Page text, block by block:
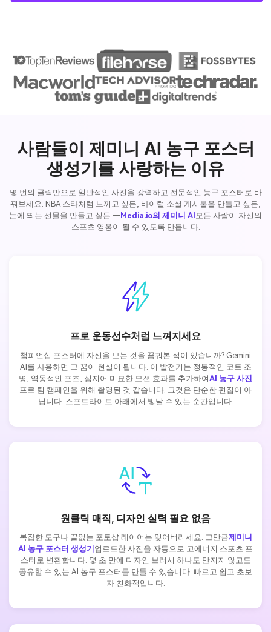
사람들이 제미니 AI 농구 포스터
생성기를 사랑하는 이유
몇 번의 클릭만으로 일반적인 사진을 강력하고 전문적인 농구 포스터로 바
꿔보세요. NBA 스타처럼 느끼고 싶든, 바이럴 소셜 게시물을 만들고 싶든,
눈에 띄는 선물을 만들고 싶든 —Media.io의 제미니 AI 모든 사람이 자신의
스포츠 영웅이 될 수 있도록 만듭니다.
프로 운동선수처럼 느껴지세요
챔피언십 포스터에 자신을 보는 것을 꿈꿔본 적이 있습니까? Gemini
AI를 사용하면 그 꿈이 현실이 됩니다. 이 발전기는 정통적인 코트 조
명, 역동적인 포즈, 심지어 미묘한 모션 효과를 추가하여AI 농구 사진
프로 팀 캠페인을 위해 촬영된 것 같습니다. 그것은 단순한 편집이 아
닙니다. 스포트라이트 아래에서 빛날 수 있는 순간입니다.
원클릭 매직, 디자인 실력 필요 없음
복잡한 도구나 끝없는 포토샵 레이어는 잊어버리세요. 그만큼제미니
AI 농구 포스터 생성기 업로드한 사진을 자동으로 고에너지 스포츠 포
스터로 변환합니다. 몇 초 만에 디자인 브러시 하나도 만지지 않고도
공유할 수 있는 AI 농구 포스터를 만들 수 있습니다. 빠르고 쉽고 초보
자 친화적입니다.